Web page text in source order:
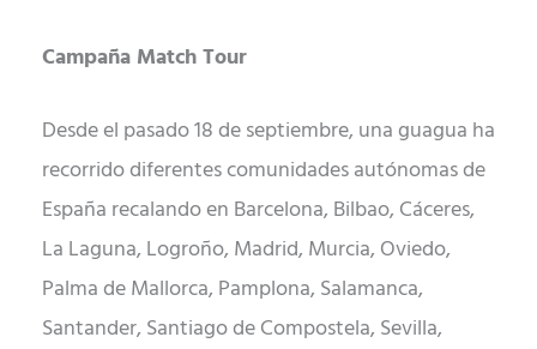
Campaña Match Tour
Desde el pasado 18 de septiembre, una guagua ha
recorrido diferentes comunidades autónomas de
España recalando en Barcelona, Bilbao, Cáceres,
La Laguna, Logroño, Madrid, Murcia, Oviedo,
Palma de Mallorca, Pamplona, Salamanca,
Santander, Santiago de Compostela, Sevilla,